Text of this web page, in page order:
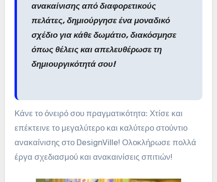
ανακαίνισης από διαφορετικούς
πελάτες, δημιούργησε ένα μοναδικό
σχέδιο για κάθε δωμάτιο, διακόσμησε
όπως θέλεις και απελευθέρωσε τη
δημιουργικότητά σου!
Κάνε το όνειρό σου πραγματικότητα: Χτίσε και
επέκτεινε το μεγαλύτερο και καλύτερο στούντιο
ανακαίνισης στο DesignVille! Ολοκλήρωσε πολλά
έργα σχεδιασμού και ανακαινίσεις σπιτιών!